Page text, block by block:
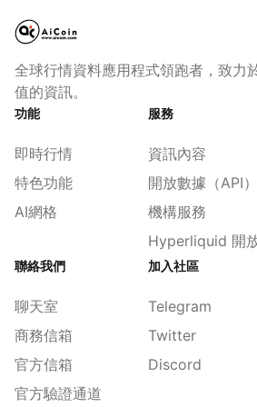
全球行情資料應用程式領跑者，致力
值的資訊。
功能
即時行情
特色功能
AI網格
服務
資訊內容
開放數據（API）
機構服務
Hyperliquid 開
聯絡我們
聊天室
商務信箱
官方信箱
官方驗證通道
加入社區
Telegram
Twitter
Discord